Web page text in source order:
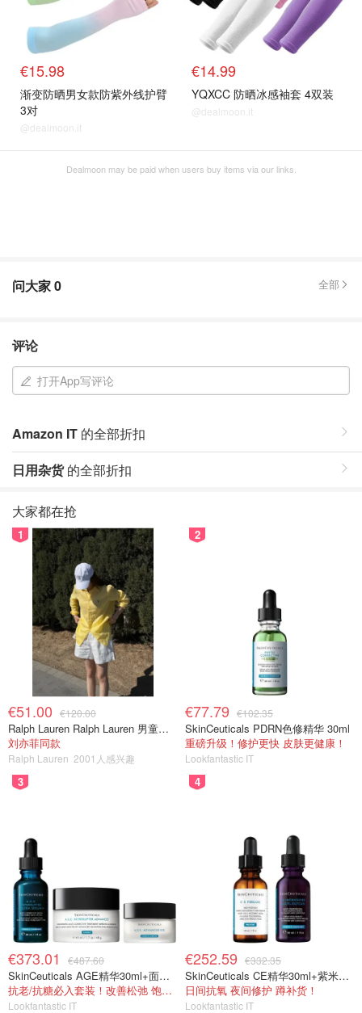
€15.98
渐变防晒男女款防紫外线护臂
3对
@dealmoon.it
€14.99
YQXCC 防晒冰感袖套 4双装
@dealmoon.it
Dealmoon may be paid when users buy items via our links.
问大家0 全部
评论
打开App写评论
Amazon IT 的全部折扣
日用杂货的全部折扣
大家都在抢
1
€51.00 €120.00
Ralph Lauren Ralph Lauren 男童亚麻衬衫
刘亦菲同款
Ralph Lauren 2001人感兴趣
2
€77.79 €102.35
SkinCeuticals PDRN色修精华 30ml
重磅升级！修护更快 皮肤更健康！
Lookfantastic IT
3
€373.01 €487.60
SkinCeuticals AGE精华30ml+面霜48ml+眼霜15ml
抗老/抗糖必入套装！改善松弛 饱满紧致
Lookfantastic IT
4
€252.59 €332.35
SkinCeuticals CE精华30ml+紫米精华30ml
日间抗氧 夜间修护 蹲补货！
Lookfantastic IT